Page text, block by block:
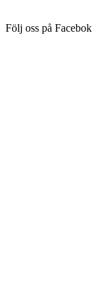
Följ oss på Facebok